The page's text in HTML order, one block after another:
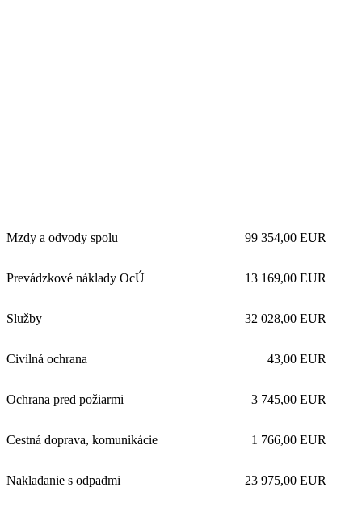
Mzdy a odvody spolu 99 354,00 EUR
Prevádzkové náklady OcÚ 13 169,00 EUR
Služby 32 028,00 EUR
Civilná ochrana 43,00 EUR
Ochrana pred požiarmi 3 745,00 EUR
Cestná doprava, komunikácie 1 766,00 EUR
Nakladanie s odpadmi 23 975,00 EUR